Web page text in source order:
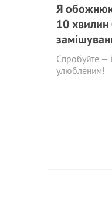
Я
10 хвилин
Спробуйте —
улюбленим!